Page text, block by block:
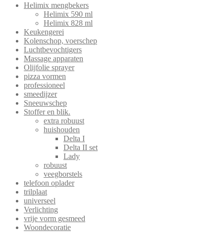
Helimix mengbekers
Helimix 590 ml
Helimix 828 ml
Keukengerei
Kolenschop, voerschep
Luchtbevochtigers
Massage apparaten
Olijfolie sprayer
pizza vormen
professioneel
smeedijzer
Sneeuwschep
Stoffer en blik.
extra robuust
huishouden
Delta I
Delta II set
Lady
robuust
veegborstels
telefoon oplader
trilplaat
universeel
Verlichting
vrije vorm gesmeed
Woondecoratie